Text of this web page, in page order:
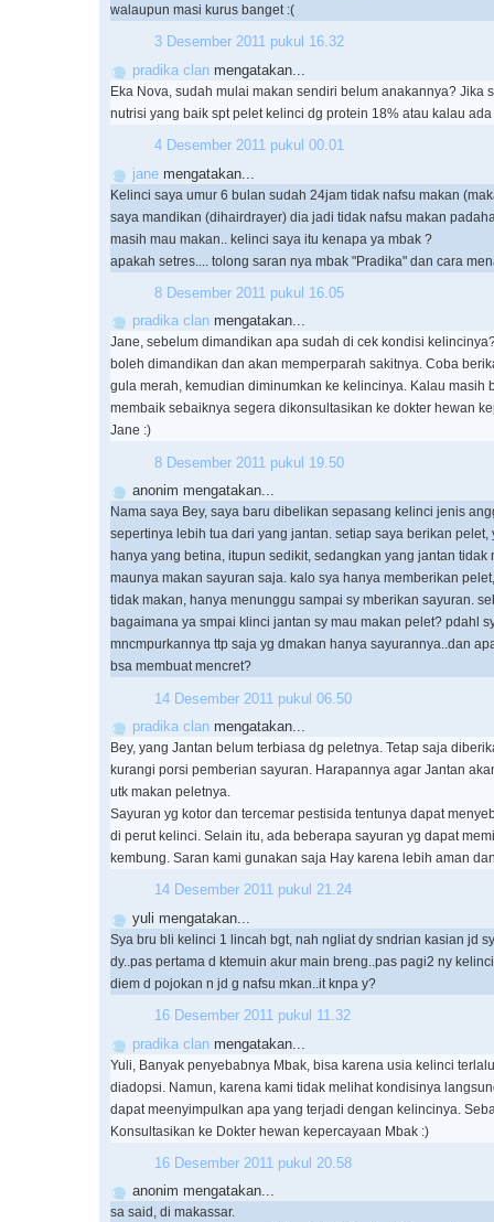
walaupun masi kurus banget :(
3 Desember 2011 pukul 16.32
pradika clan mengatakan...
Eka Nova, sudah mulai makan sendiri belum anakannya? Jika
nutrisi yang baik spt pelet kelinci dg protein 18% atau kalau
4 Desember 2011 pukul 00.01
jane mengatakan...
Kelinci saya umur 6 bulan sudah 24jam tidak nafsu makan
saya mandikan (dihairdrayer) dia jadi tidak nafsu makan
masih mau makan.. kelinci saya itu kenapa ya mbak ?
apakah setres.... tolong saran nya mbak "Pradika" dan cara
8 Desember 2011 pukul 16.05
pradika clan mengatakan...
Jane, sebelum dimandikan apa sudah di cek kondisi
boleh dimandikan dan akan memperparah sakitnya. Coba
gula merah, kemudian diminumkan ke kelincinya. Kalau masih
membaik sebaiknya segera dikonsultasikan ke dokter hewan
Jane :)
8 Desember 2011 pukul 19.50
anonim mengatakan...
Nama saya Bey, saya baru dibelikan sepasang kelinci jenis
sepertinya lebih tua dari yang jantan. setiap saya berikan pelet,
hanya yang betina, itupun sedikit, sedangkan yang jantan tidak
maunya makan sayuran saja. kalo sya hanya memberikan
tidak makan, hanya menunggu sampai sy mberikan sayuran.
bagaimana ya smpai klinci jantan sy mau makan pelet? pdahl
mncmpurkannya ttp saja yg dmakan hanya sayurannya..dan
bsa membuat mencret?
14 Desember 2011 pukul 06.50
pradika clan mengatakan...
Bey, yang Jantan belum terbiasa dg peletnya. Tetap saja
kurangi porsi pemberian sayuran. Harapannya agar Jantan
utk makan peletnya.
Sayuran yg kotor dan tercemar pestisida tentunya dapat
di perut kelinci. Selain itu, ada beberapa sayuran yg dapat
kembung. Saran kami gunakan saja Hay karena lebih aman
14 Desember 2011 pukul 21.24
yuli mengatakan...
Sya bru bli kelinci 1 lincah bgt, nah ngliat dy sndrian kasian jd
dy..pas pertama d ktemuin akur main breng..pas pagi2 ny
diem d pojokan n jd g nafsu mkan..it knpa y?
16 Desember 2011 pukul 11.32
pradika clan mengatakan...
Yuli, Banyak penyebabnya Mbak, bisa karena usia kelinci
diadopsi. Namun, karena kami tidak melihat kondisinya
dapat meenyimpulkan apa yang terjadi dengan kelincinya.
Konsultasikan ke Dokter hewan kepercayaan Mbak :)
16 Desember 2011 pukul 20.58
anonim mengatakan...
sa said, di makassar.